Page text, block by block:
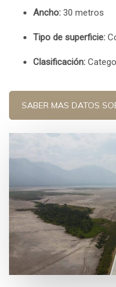
Ancho: 30 metros
Tipo de superficie:
Clasificación:
SABER MAS DATOS